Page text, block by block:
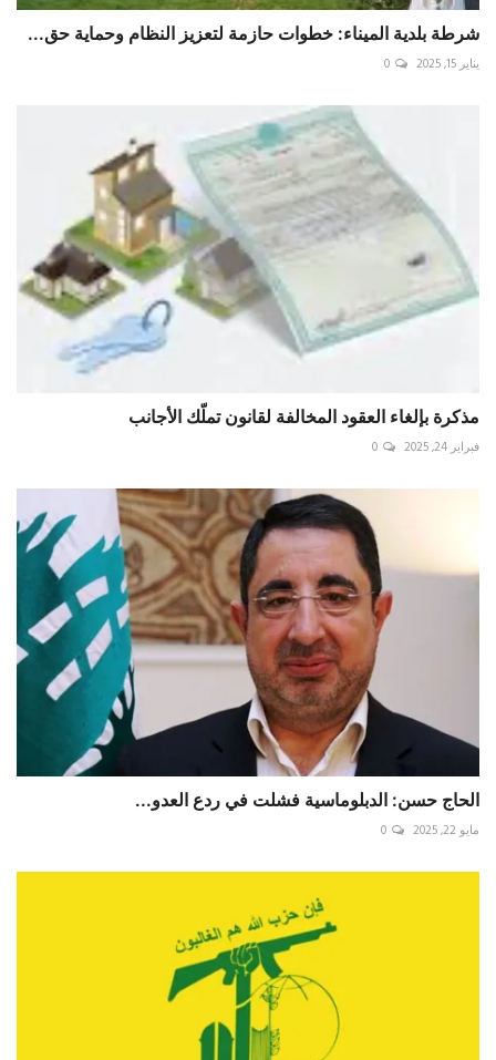
شرطة بلدية الميناء: خطوات حازمة لتعزيز النظام وحماية حق...
يناير 15, 2025 0
مذكرة بإلغاء العقود المخالفة لقانون تملّك الأجانب
فبراير 24, 2025 0
الحاج حسن: الدبلوماسية فشلت في ردع العدو...
مايو 22, 2025 0